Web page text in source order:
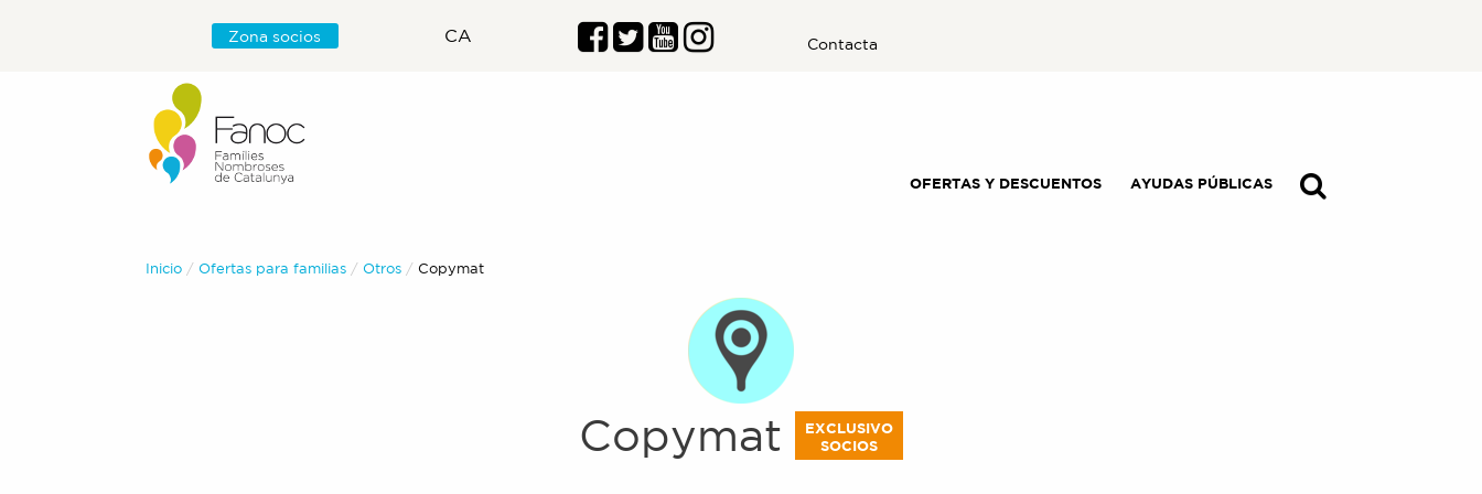
Zona socios CA Contacta
OFERTAS Y DESCUENTOS AYUDAS PÚBLICAS
Inicio Ofertas para familias Otros Actual:
Copymat
Copymat
EXCLUSIVO
SOCIOS